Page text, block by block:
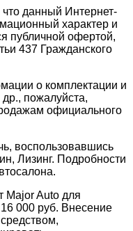
данный Интернет-
характер и
публичной офертой,
437 Гражданского
о комплектации и
пожалуйста,
официального
воспользовавшись
Лизинг. Подробности
Major Auto для
000 руб. Внесение